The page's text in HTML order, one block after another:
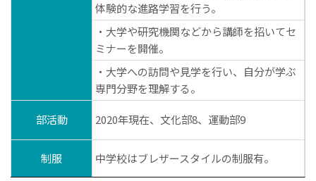
体験的な進路学習を行う。
・大学や研究機関などから講師を招いてセ
ミナーを開催。
・大学への訪問や見学を行い、自分が学ぶ
専門分野を理解する。
部活動 2020年現在、文化部8、運動部9
制服 中学校はブレザースタイルの制服有。